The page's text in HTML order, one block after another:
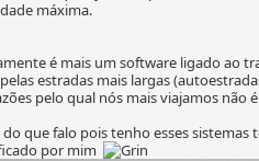
máxima.
é mais um software ligado ao
estradas mais largas
pelo qual nós mais viajamos não
do que falo pois tenho esses
por mim